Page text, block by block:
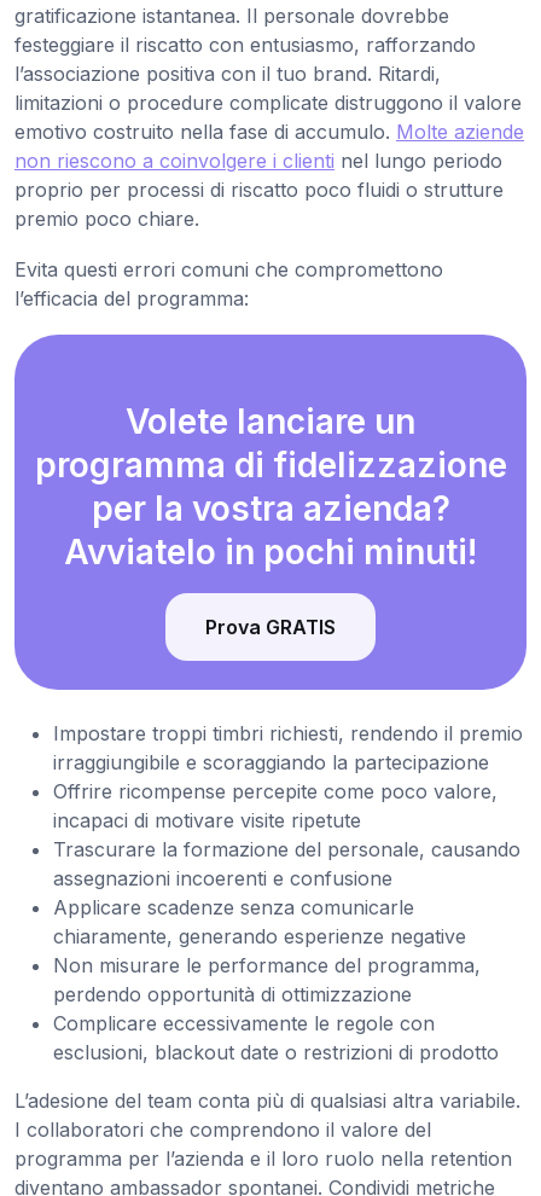
gratificazione istantanea. Il personale dovrebbe
festeggiare il riscatto con entusiasmo, rafforzando
l’associazione positiva con il tuo brand. Ritardi,
limitazioni o procedure complicate distruggono il valore
emotivo costruito nella fase di accumulo. Molte aziende
non riescono a coinvolgere i clienti nel lungo periodo
proprio per processi di riscatto poco fluidi o strutture
premio poco chiare.
Evita questi errori comuni che compromettono
l’efficacia del programma:
Volete lanciare un
programma di fidelizzazione
per la vostra azienda?
Avviatelo in pochi minuti!
Prova GRATIS
Impostare troppi timbri richiesti, rendendo il premio
irraggiungibile e scoraggiando la partecipazione
Offrire ricompense percepite come poco valore,
incapaci di motivare visite ripetute
Trascurare la formazione del personale, causando
assegnazioni incoerenti e confusione
Applicare scadenze senza comunicarle
chiaramente, generando esperienze negative
Non misurare le performance del programma,
perdendo opportunità di ottimizzazione
Complicare eccessivamente le regole con
esclusioni, blackout date o restrizioni di prodotto
L’adesione del team conta più di qualsiasi altra variabile.
I collaboratori che comprendono il valore del
programma per l’azienda e il loro ruolo nella retention
diventano ambassador spontanei. Condividi metriche